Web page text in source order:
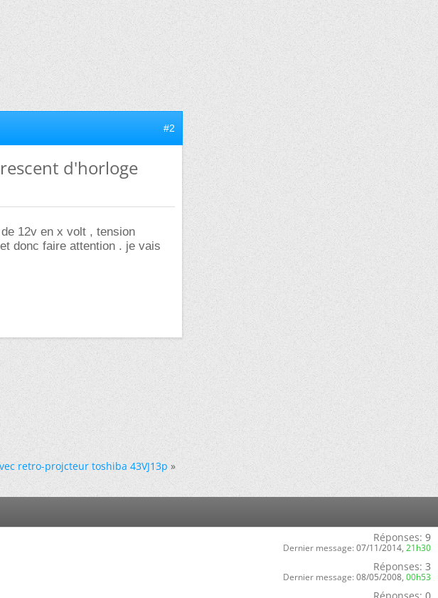
#2
d'horloge
12v en x volt , tension
donc faire attention . je vais
retro-projcteur toshiba 43VJ13p »
Réponses: 9
Dernier message: 07/11/2014, 21h30
Réponses: 3
Dernier message: 08/05/2008, 00h53